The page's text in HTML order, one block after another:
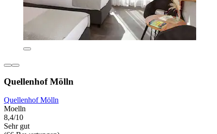
Quellenhof Mölln
Quellenhof Mölln
Moelln
8,4/10
Sehr gut